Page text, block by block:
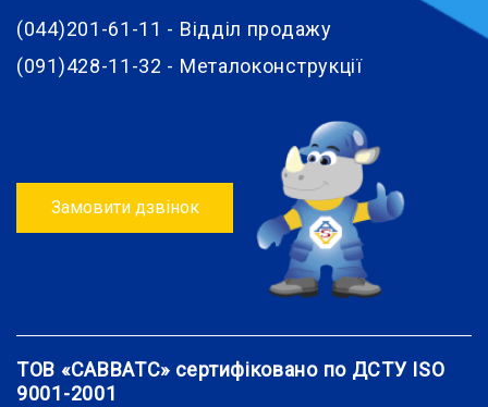
(044)201-61-11 - Відділ продажу
(091)428-11-32 - Металоконструкції
Замовити дзвінок
ТОВ «САВВАТС» сертифіковано по ДСТУ ISO
9001-2001